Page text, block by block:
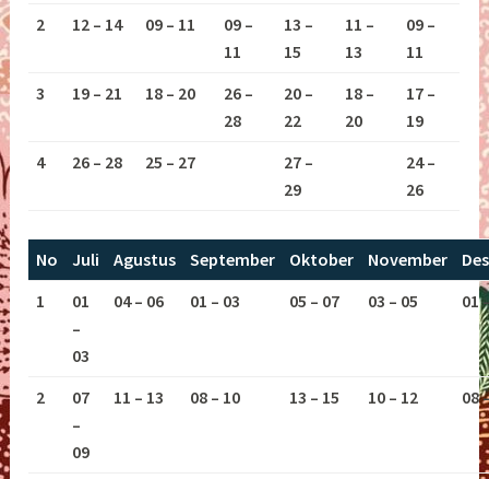
2
12 – 14 09 – 11
09 –
11
13 –
15
11 –
13
09 –
11
3
19 – 21 18 – 20
26 –
28
20 –
22
18 –
20
17 –
19
4
26 – 28 25 – 27
27 –
29
24 –
26
No Juli Agustus September Oktober November
1
01
–
03
04 – 06 01 – 03 05 – 07 03 – 05 01
2
07
–
09
11 – 13 08 – 10 13 – 15 10 – 12 08